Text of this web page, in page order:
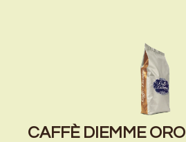
CAFFÈ DIEMME ORO